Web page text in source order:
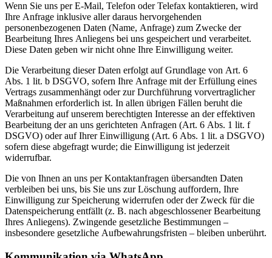
Wenn Sie uns per E-Mail, Telefon oder Telefax kontaktieren, wird
Ihre Anfrage inklusive aller daraus hervorgehenden
personenbezogenen Daten (Name, Anfrage) zum Zwecke der
Bearbeitung Ihres Anliegens bei uns gespeichert und verarbeitet.
Diese Daten geben wir nicht ohne Ihre Einwilligung weiter.
Die Verarbeitung dieser Daten erfolgt auf Grundlage von Art. 6
Abs. 1 lit. b DSGVO, sofern Ihre Anfrage mit der Erfüllung eines
Vertrags zusammenhängt oder zur Durchführung vorvertraglicher
Maßnahmen erforderlich ist. In allen übrigen Fällen beruht die
Verarbeitung auf unserem berechtigten Interesse an der effektiven
Bearbeitung der an uns gerichteten Anfragen (Art. 6 Abs. 1 lit. f
DSGVO) oder auf Ihrer Einwilligung (Art. 6 Abs. 1 lit. a DSGVO)
sofern diese abgefragt wurde; die Einwilligung ist jederzeit
widerrufbar.
Die von Ihnen an uns per Kontaktanfragen übersandten Daten
verbleiben bei uns, bis Sie uns zur Löschung auffordern, Ihre
Einwilligung zur Speicherung widerrufen oder der Zweck für die
Datenspeicherung entfällt (z. B. nach abgeschlossener Bearbeitung
Ihres Anliegens). Zwingende gesetzliche Bestimmungen –
insbesondere gesetzliche Aufbewahrungsfristen – bleiben unberührt.